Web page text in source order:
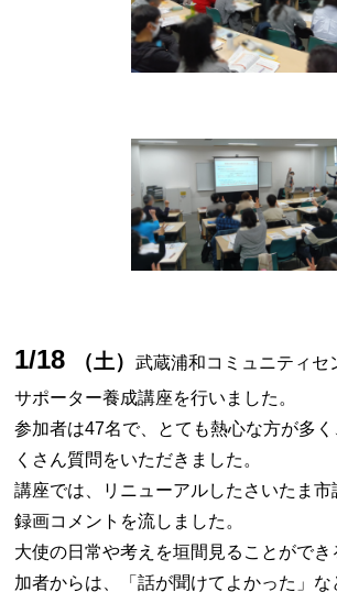
1/18 （土）武蔵浦和コミュニティセ
サポーター養成講座を行いました。
参加者は47名で、とても熱心な方が多
くさん質問をいただきました。
講座では、リニューアルしたさいたま
録画コメントを流しました。
大使の日常や考えを垣間見ることがで
加者からは、「話が聞けてよかった」